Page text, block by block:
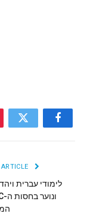
Facebook
לימודי עברית